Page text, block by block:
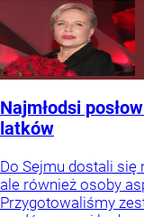
Najmłodsi
latków
Do Sejmu dostali się
ale również osoby
Przygotowaliśmy